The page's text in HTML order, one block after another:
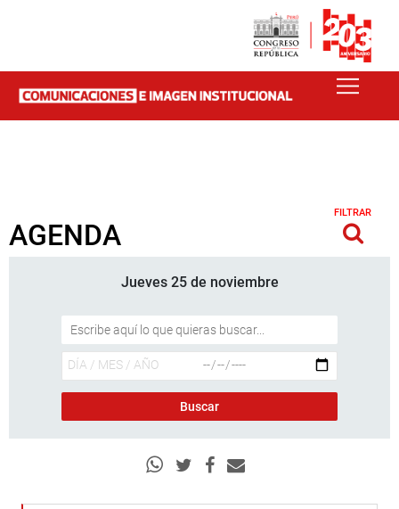
AGENDA
FILTRAR
Jueves 25 de noviembre